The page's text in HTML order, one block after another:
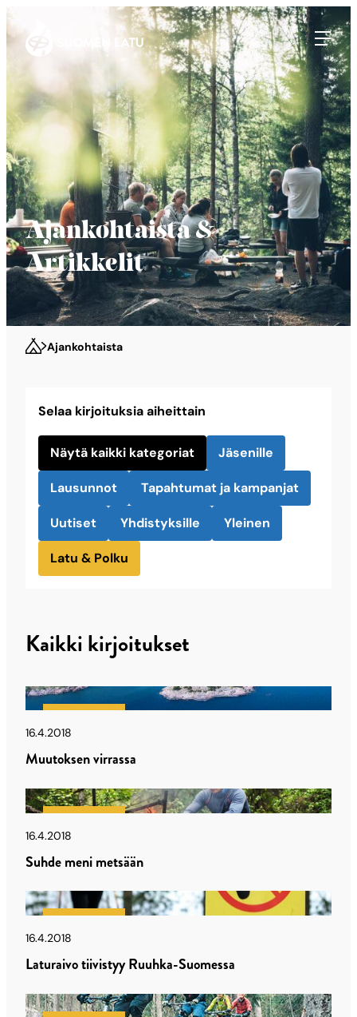
suoraan
Ajankohtaista &
Artikkelit
Ajankohtaista
Selaa kirjoituksia aiheittain
Näytä kaikki kategoriat Jäsenille
Lausunnot Tapahtumat ja kampanjat
Uutiset Yhdistyksille Yleinen
Latu & Polku
Kaikki kirjoitukset
16.4.2018
Muutoksen virrassa
16.4.2018
Suhde meni metsään
16.4.2018
Laturaivo tiivistyy Ruuhka-Suomessa